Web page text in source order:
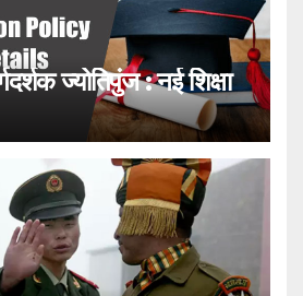
ज्योतिपुंज : नई शिक्षा